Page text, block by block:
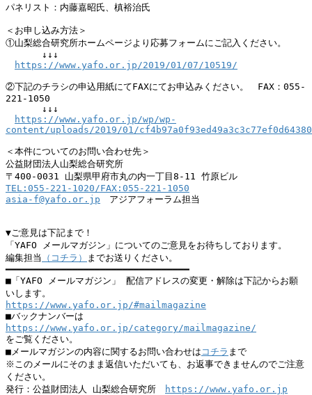
パネリスト：内藤嘉昭氏、槙裕治氏
＜お申し込み方法＞
①山梨総合研究所ホームページより応募フォームにご記入ください。
↓↓↓
https://www.yafo.or.jp/2019/01/07/10519/
②下記のチラシの申込用紙にてFAXにてお申込みください。　FAX：055-
221-1050
↓↓↓
https://www.yafo.or.jp/wp/wp-
content/uploads/2019/01/
＜本件についてのお問い合わせ先＞
公益財団法人山梨総合研究所
TEL:055-221-1020/FAX:055-221-1050
asia-f@yafo.or.jp アジアフォーラム担当
▼ご意見は下記まで！
「YAFO メールマガジン」についてのご意見をお待ちしております。
編集担当
（コチラ）
までお送りください。
━━━━━━━━━━━━━━━━━━━━━━━━━━━━━━━━━
■「YAFO メールマガジン」 配信アドレスの変更・解除は下記からお願
https://www.yafo.or.jp/#mailmagazine
https://www.yafo.or.jp/category/mailmagazine/
をご覧ください。
■メールマガジンの内容に関するお問い合わせは コチラ まで
※このメールにそのまま返信いただいても、お返事できませんのでご注意
ください。
発行：公益財団法人 山梨総合研究所
https://www.yafo.or.jp